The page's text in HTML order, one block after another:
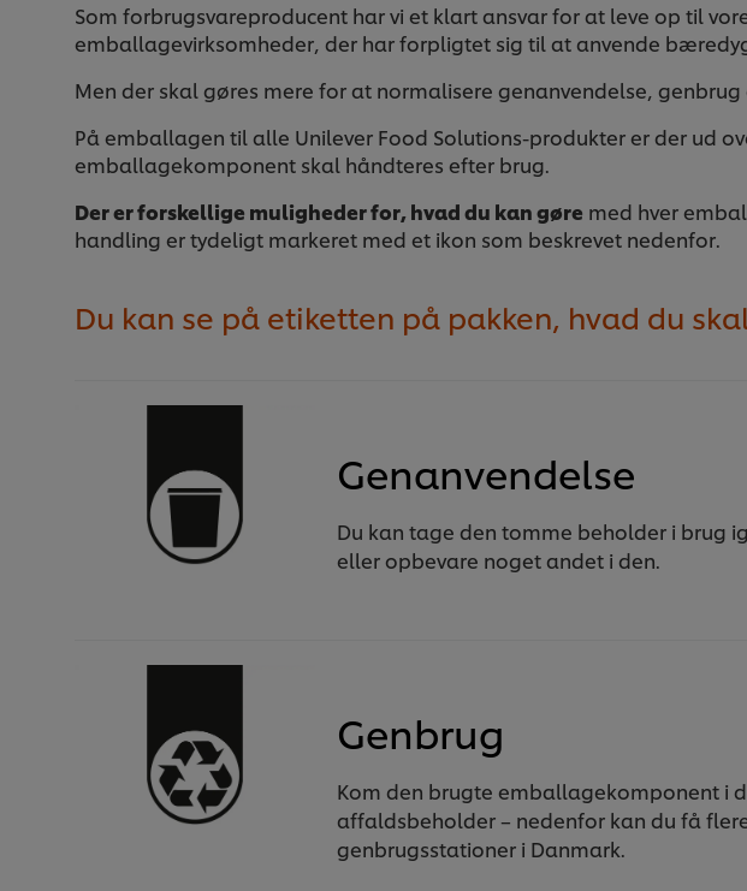
Som forbrugsvareproducent har vi et klart ansvar for at leve op til
emballagevirksomheder, der har forpligtet sig til at anvende
Men der skal gøres mere for at normalisere genanvendelse,
På emballagen til alle Unilever Food Solutions-produkter er der ud
emballagekomponent skal håndteres efter brug.
Der er forskellige muligheder for, hvad du kan gøre med hver
handling er tydeligt markeret med et ikon som beskrevet nedenfor.
Du kan se på etiketten på pakken, hvad du
Genanvendelse
Du kan tage den tomme beholder i brug
eller opbevare noget andet i den.
Genbrug
Kom den brugte emballagekomponent i
affaldsbeholder – nedenfor kan du få
genbrugsstationer i Danmark.